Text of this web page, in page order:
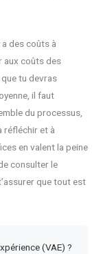
a des coûts à
aux coûts des
tu devras
il faut
du processus,
réfléchir et à
en valent la peine
consulter le
que tout est
(VAE) ?